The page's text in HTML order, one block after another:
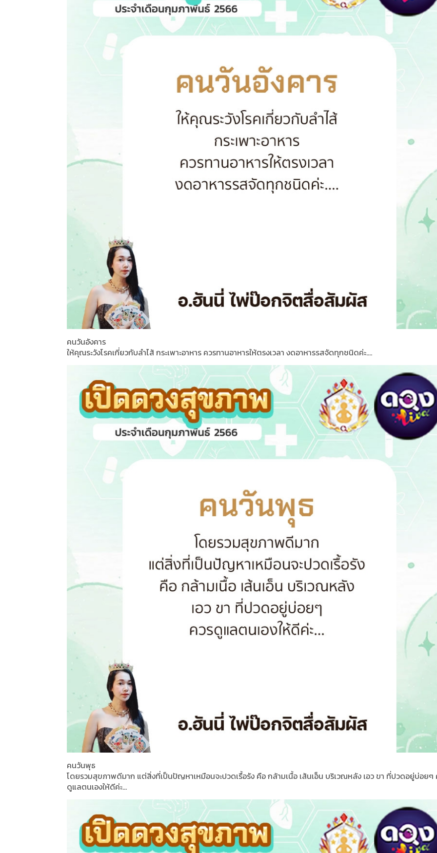
คนวันอังคาร
ให้คุณระวังโรคเกี่ยวกับลำไส้ กระเพาะอาหาร ควรทานอาหารให้ตรงเวลา งดอาหารรสจัดทุกชนิดค่ะ....
คนวันพุธ
โดยรวมสุขภาพดีมาก แต่สิ่งที่เป็นปัญหาเหมือนจะปวดเรื้อรัง คือ กล้ามเนื้อ เส้นเอ็น บริเวณหลัง เอว ขา ที่ปวดอยู่บ่อยๆ
ดูแลตนเองให้ดีค่ะ...